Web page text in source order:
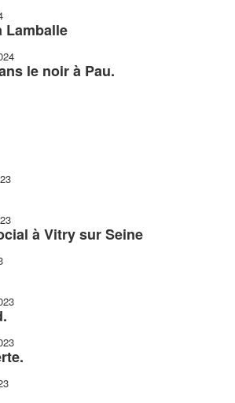
Lamballe
le noir à Pau.
à Vitry sur Seine